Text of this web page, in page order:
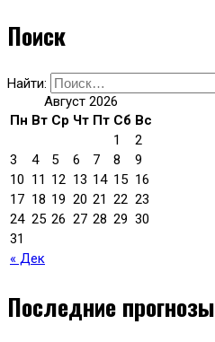
Поиск
Найти:
Август 2026
Пн Вт Ср Чт Пт Сб Вс
« Дек
1
2
3
4 5 6 7 8
9
10 11 12 13 14 15 16
17 18 19 20 21 22 23
24 25 26 27 28 29 30
31
Последние прогнозы